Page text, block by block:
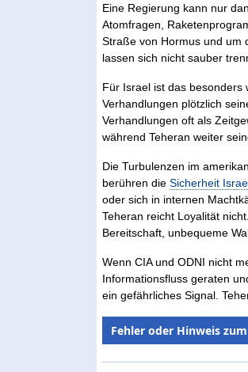
Eine Regierung kann nur
Atomfragen,
Straße von Hormus und um
lassen sich nicht sauber
Für Israel ist das besonders
Verhandlungen plötzlich
Verhandlungen oft als
während Teheran weiter
Die Turbulenzen im
berühren dieSicherheit
oder sich in internen
Teheran reicht Loyalität
Bereitschaft, unbequeme
Wenn CIA und ODNI nicht
Informationsfluss geraten
ein gefährliches Signal.
Fehler oder Hinweis